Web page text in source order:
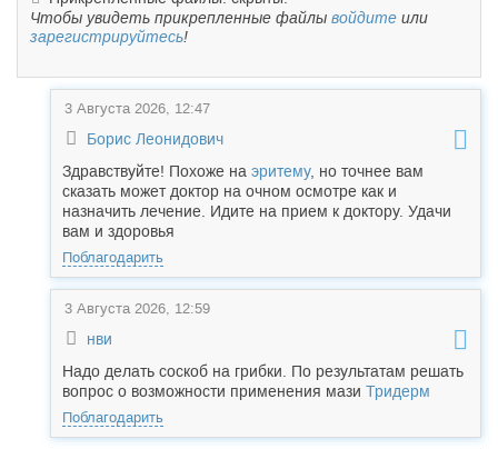
Чтобы увидеть прикрепленные файлы войдите или
зарегистрируйтесь!
3 Августа 2026, 12:47
Борис Леонидович
Здравствуйте! Похоже на эритему, но точнее вам
сказать может доктор на очном осмотре как и
назначить лечение. Идите на прием к доктору. Удачи
вам и здоровья
Поблагодарить
3 Августа 2026, 12:59
нви
Надо делать соскоб на грибки. По результатам решать
вопрос о возможности применения мази Тридерм
Поблагодарить